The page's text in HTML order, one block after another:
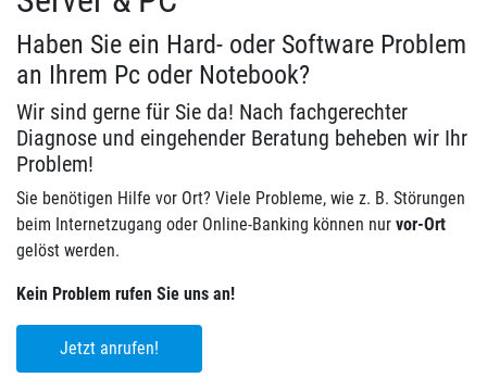
Haben Sie ein Hard- oder Software Problem
an Ihrem Pc oder Notebook?
Wir sind gerne für Sie da! Nach fachgerechter
Diagnose und eingehender Beratung beheben wir Ihr
Problem!
Sie benötigen Hilfe vor Ort? Viele Probleme, wie z. B. Störungen
beim Internetzugang oder Online-Banking können nur vor-Ort
gelöst werden.
Kein Problem rufen Sie uns an!
Jetzt anrufen!